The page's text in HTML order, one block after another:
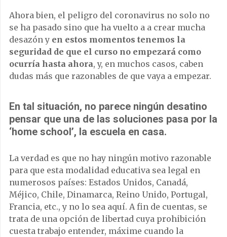
Ahora bien, el peligro del coronavirus no solo no
se ha pasado sino que ha vuelto a a crear mucha
desazón y en estos momentos tenemos la
seguridad de que el curso no empezará como
ocurría hasta ahora, y, en muchos casos, caben
dudas más que razonables de que vaya a empezar.
En tal situación, no parece ningún desatino
pensar que una de las soluciones pasa por la
‘home school’, la escuela en casa.
La verdad es que no hay ningún motivo razonable
para que esta modalidad educativa sea legal en
numerosos países: Estados Unidos, Canadá,
Méjico, Chile, Dinamarca, Reino Unido, Portugal,
Francia, etc., y no lo sea aquí. A fin de cuentas, se
trata de una opción de libertad cuya prohibición
cuesta trabajo entender, máxime cuando la